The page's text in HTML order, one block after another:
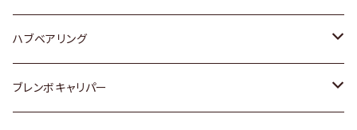
日産
ダイハツ
ハブベアリング
トヨタ
ブレンボキャリパー